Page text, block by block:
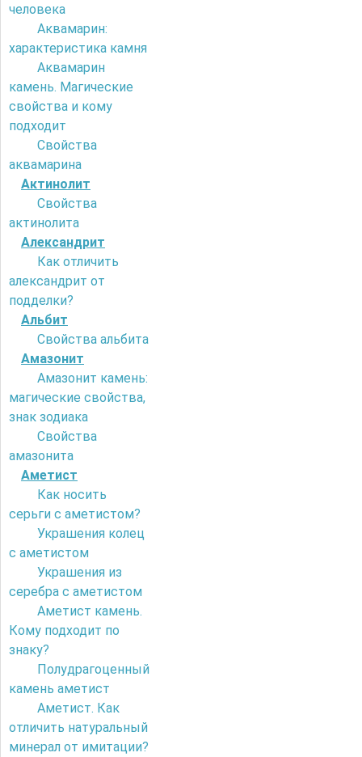
человека
Аквамарин:
характеристика камня
Аквамарин
камень. Магические
свойства и кому
подходит
Свойства
аквамарина
Актинолит
Свойства
актинолита
Александрит
Как отличить
александрит от
подделки?
Альбит
Свойства альбита
Амазонит
Амазонит камень:
магические свойства,
знак зодиака
Свойства
амазонита
Аметист
Как носить
серьги с аметистом?
Украшения колец
с аметистом
Украшения из
серебра с аметистом
Аметист камень.
Кому подходит по
знаку?
Полудрагоценный
камень аметист
Аметист. Как
отличить натуральный
минерал от имитации?